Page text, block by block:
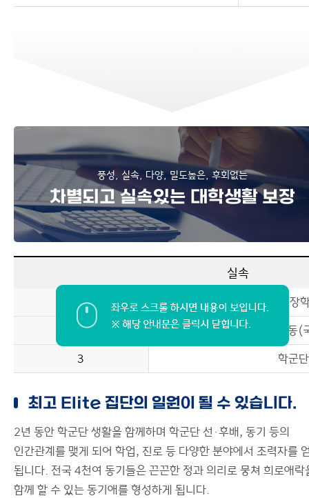
풍성, 실속, 다양, 밀도높은, 후회없는
차별되고 실속있는 대학생활 보장
실속
1
장
2
대외활동
3
학군
최고 Elite 집단의 일원이 될 수 있습니다.
2년 동안 학군단 생활을 함께하며 학군단 선·후배, 동기 등의
인간관계를 맺게 되어 학업, 진로 등 다양한 분야에서 조력자를
됩니다. 전국 4천여 동기들은 끈끈한 정과 의리로 뭉쳐 희로애락
함께 할 수 있는 동기애를 형성하게 됩니다.